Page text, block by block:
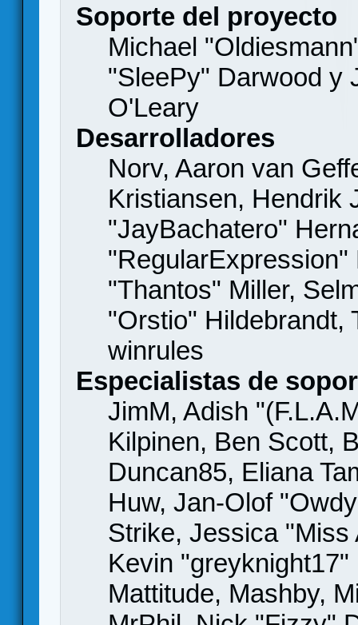
Soporte del proyecto
Michael
"SleePy" Darwood y
O'Leary
Desarrolladores
Norv, Aaron van
Kristiansen, Hendrik
"JayBachatero"
"Thantos" Miller,
"Orstio" Hildebrandt,
winrules
Especialistas de
JimM, Adish
Kilpinen, Ben Scott,
Duncan85, Eliana
Huw, Jan-Olof
Strike, Jessica
Kevin
Mattitude, Mashby,